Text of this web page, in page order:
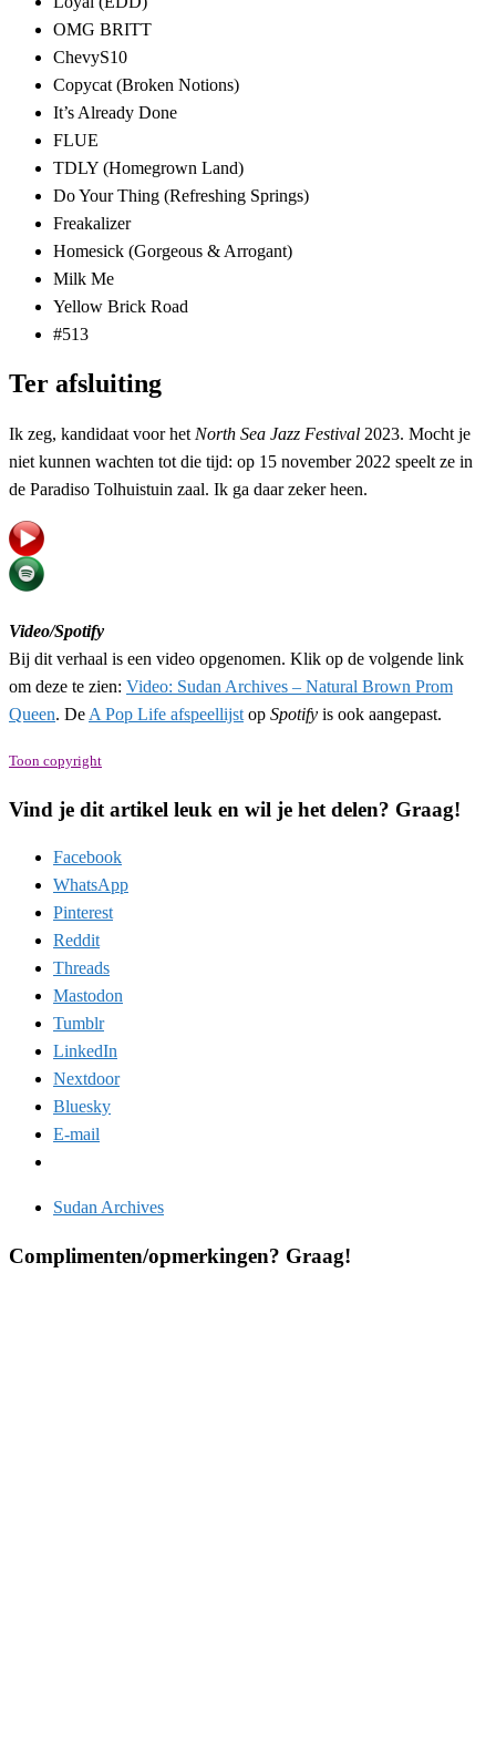
OMG BRITT
ChevyS10
Copycat (Broken Notions)
It’s Already Done
FLUE
TDLY (Homegrown Land)
Do Your Thing (Refreshing Springs)
Freakalizer
Homesick (Gorgeous & Arrogant)
Milk Me
Yellow Brick Road
#513
Ter afsluiting
Ik zeg, kandidaat voor het North Sea Jazz Festival 2023. Mocht je
niet kunnen wachten tot die tijd: op 15 november 2022 speelt ze in
de Paradiso Tolhuistuin zaal. Ik ga daar zeker heen.
Video/Spotify
Bij dit verhaal is een video opgenomen. Klik op de volgende link
om deze te zien: Video: Sudan Archives – Natural Brown Prom
Queen. De A Pop Life afspeellijst op Spotify is ook aangepast.
Toon copyright
Vind je dit artikel leuk en wil je het delen? Graag!
Facebook
WhatsApp
Pinterest
Reddit
Threads
Mastodon
Tumblr
LinkedIn
Nextdoor
Bluesky
E-mail
Sudan Archives
Complimenten/opmerkingen? Graag!